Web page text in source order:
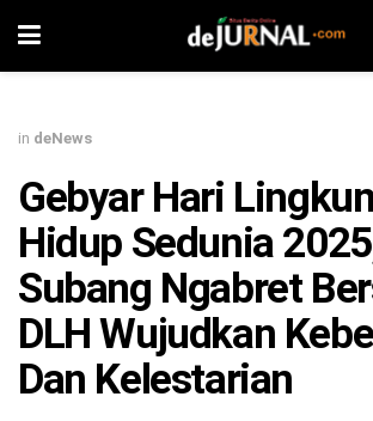
in deNews
Gebyar Hari
Hidup Sedunia
Subang Ngabret
DLH Wujudkan
Dan Kelestarian